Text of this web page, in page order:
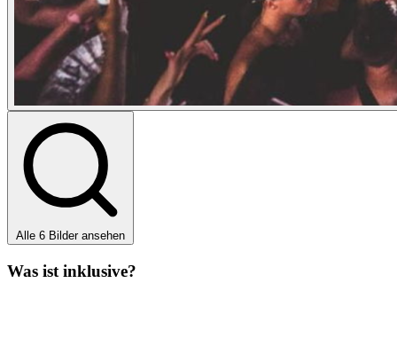
Alle 6 Bilder ansehen
Was ist inklusive?